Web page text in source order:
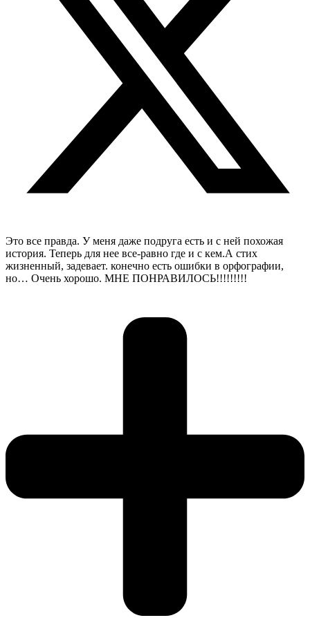
Это все правда. У меня даже подруга есть и с ней похожая
история. Теперь для нее все-равно где и с кем.А стих
жизненный, задевает. конечно есть ошибки в орфографии,
но… Очень хорошо. МНЕ ПОНРАВИЛОСЬ!!!!!!!!!